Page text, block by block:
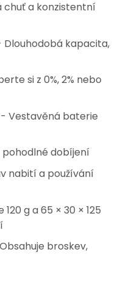
a konzistentní
kapacita,
si z 0%, 2% nebo
Vestavěná baterie
pohodlné dobíjení
nabití a používání
g a 65 × 30 × 125
broskev,